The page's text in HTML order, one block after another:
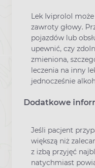
Lek Iviprolol
zawroty głowy.
pojazdów lub
upewnić, czy
zmieniona,
leczenia na inny
jednocześnie
Dodatkowe
Jeśli pacjent
większą niż
z izbą przyjęć
natychmiast